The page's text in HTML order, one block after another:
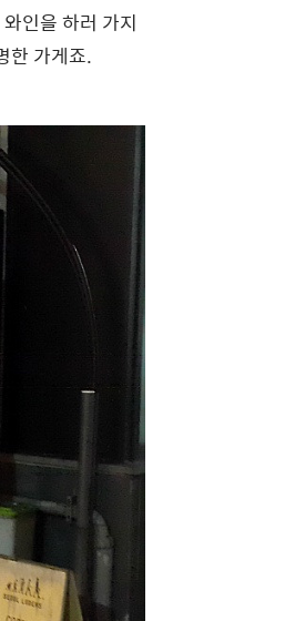
인을 하러 가지
한 가게죠.